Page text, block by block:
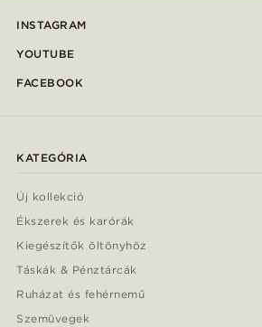
INSTAGRAM
YOUTUBE
FACEBOOK
KATEGÓRIA
Új kollekció
Ékszerek és karórák
Kiegészítők öltönyhöz
Táskák & Pénztárcák
Ruházat és fehérnemű
Szemüvegek